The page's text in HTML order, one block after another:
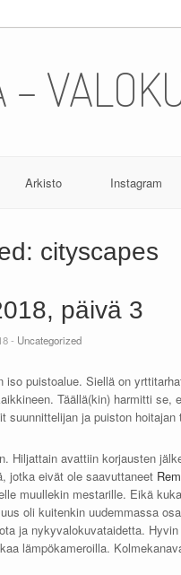
–
Arkisto Instagram
cityscapes
päivä 3
- Uncategorized
puistoalue. Siellä on
Täällä(kin) harmitti se,
ja puiston hoitajan
avattiin korjausten
jotka eivät ole saavuttaneet
muullekin mestarille. Eikä
oli kuitenkin uudemmassa
ja nykyvalokuvataidetta.
lämpökameroilla.